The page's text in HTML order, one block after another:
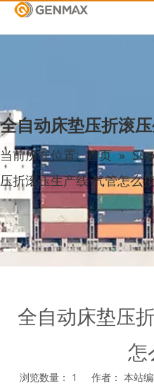
全自动床垫压折滚
当前所在位置: 首页 »
压折滚压生产线 气管怎么
全自动床垫压
怎
浏览数量： 1
作者： 本站